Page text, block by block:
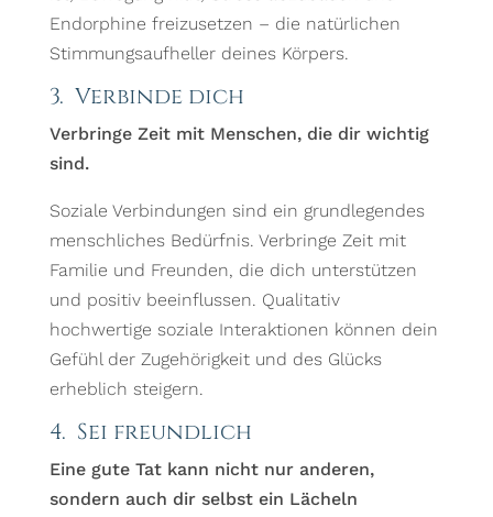
Endorphine freizusetzen – die natürlichen
Stimmungsaufheller deines Körpers.
3. Verbinde dich
Verbringe Zeit mit Menschen, die dir wichtig
sind.
Soziale Verbindungen sind ein grundlegendes
menschliches Bedürfnis. Verbringe Zeit mit
Familie und Freunden, die dich unterstützen
und positiv beeinflussen. Qualitativ
hochwertige soziale Interaktionen können dein
Gefühl der Zugehörigkeit und des Glücks
erheblich steigern.
4. Sei freundlich
Eine gute Tat kann nicht nur anderen,
sondern auch dir selbst ein Lächeln